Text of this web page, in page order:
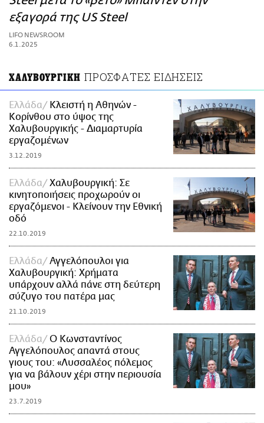
ΑΜΠΑ
PRINT
εξαγορά της US Steel
LIFO NEWSROOM
6.1.2025
ΧΑΛΥΒΟΥΡΓΙΚΗ ΠΡΟΣΦΑΤΕΣ ΕΙΔΗΣΕΙΣ
Ελλάδα
Κλειστή η Αθηνών -
Κορίνθου στο ύψος της
Χαλυβουργικής - Διαμαρτυρία
εργαζομένων
3.12.2019
Ελλάδα
Χαλυβουργική: Σε
κινητοποιήσεις προχωρούν οι
εργαζόμενοι - Κλείνουν την Εθνική
οδό
22.10.2019
Ελλάδα
Αγγελόπουλοι για
Χαλυβουργική: Χρήματα
υπάρχουν αλλά πάνε στη δεύτερη
σύζυγο του πατέρα μας
21.10.2019
Ελλάδα
Ο Κωνσταντίνος
Αγγελόπουλος απαντά στους
γιους του: «Λυσσαλέος πόλεμος
για να βάλουν χέρι στην περιουσία
μου»
23.7.2019